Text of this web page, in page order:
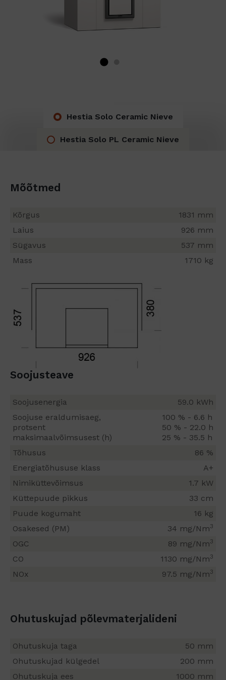
Hestia Solo Ceramic Nieve
Mõõtmed
Kõrgus
1831 mm
Laius
926 mm
Sügavus
537 mm
Mass
1710 kg
Soojusteave
Soojusenergia
59.0 kWh
Soojuse eraldumisaeg,
protsent
maksimaalvõimsusest (h)
100 % - 6.6 h
50 % - 22.0 h
25 % - 35.5 h
Tõhusus
86 %
Energiatõhususe klass
A+
Nimiküttevõimsus
1.7 kW
Küttepuude pikkus
33 cm
Puude kogumaht
16 kg
Osakesed (PM)
34 mg/Nm3
OGC 89 mg/Nm3
CO 1130 mg/Nm3
NOx 97.5 mg/Nm3
Ohutuskujad põlevmaterjalideni
Ohutuskuja taga
50 mm
Ohutuskujad külgedel
200 mm
Ohutuskuja ees
1000 mm
Hestia Solo PL Ceramic Nieve